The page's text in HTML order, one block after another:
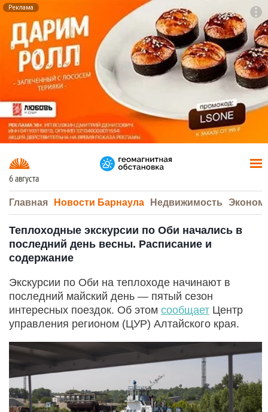
Реклама
6 августа
Главная Новости Барнаула Недвижимость
Теплоходные экскурсии по Оби начались в
последний день весны. Расписание и
содержание
Экскурсии по Оби на теплоходе начинают в
последний майский день — пятый сезон
интересных поездок. Об этом сообщает Центр
управления регионом (ЦУР) Алтайского края.